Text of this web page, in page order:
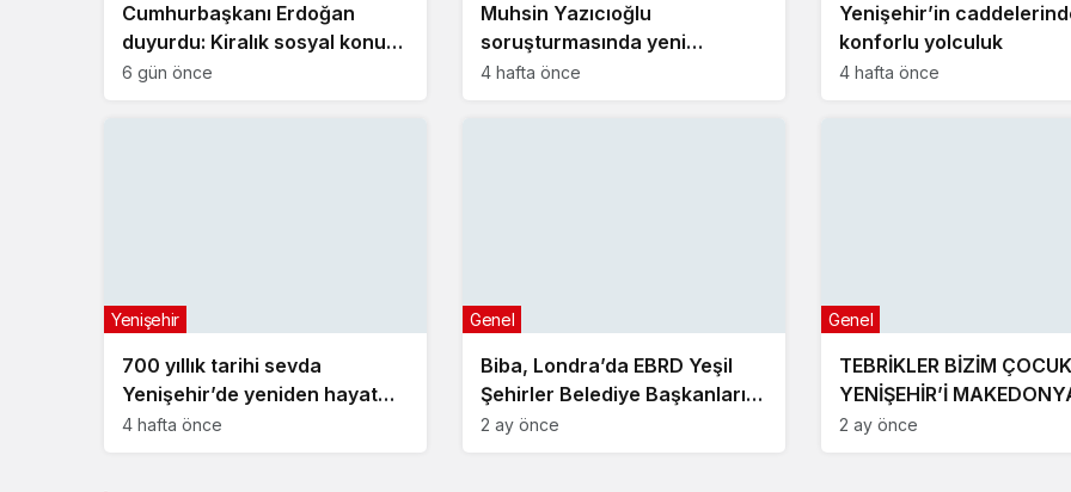
Cumhurbaşkanı Erdoğan
duyurdu: Kiralık sosyal konut
projesi eylülde başlıyor
6 gün önce
Muhsin Yazıcıoğlu
soruşturmasında yeni
gelişme!
4 hafta önce
Yenişehir’in
konforlu yolculuk
4 hafta önce
700 yıllık tarihi sevda
Yenişehir’de yeniden hayat
buldu
Yenişehir
4 hafta önce
Biba, Londra’da EBRD Yeşil
Şehirler Belediye Başkanları
Toplantısı’na katıldı
Genel
2 ay önce
TEBRİKLER BİZİM
YENİŞEHİR’İ
GURURLA TEMSİL
Genel
2 ay önce